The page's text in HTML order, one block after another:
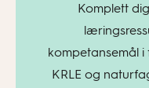
Komplett
kompetansemål i
KRLE og